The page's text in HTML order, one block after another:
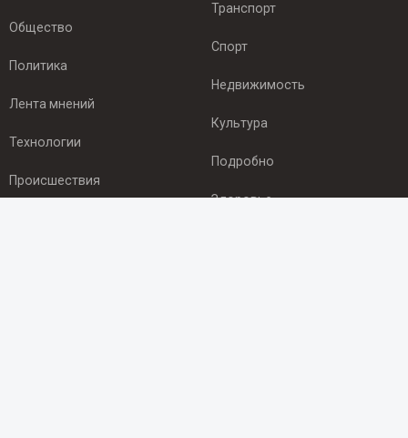
Общество
Политика
Лента мнений
Технологии
Происшествия
Транспорт
Спорт
Недвижимость
Культура
Подробно
Здоровье